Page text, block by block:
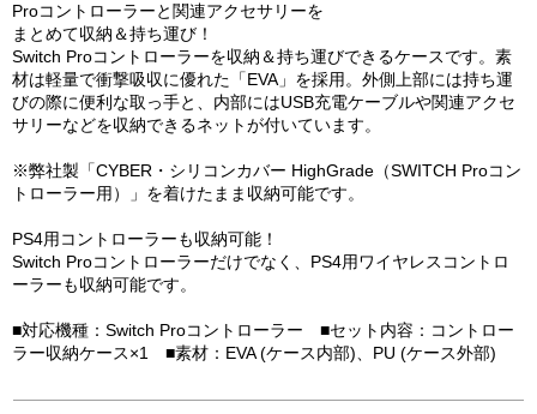
Proコントローラーと関連アクセサリーを
まとめて収納＆持ち運び！
Switch Proコントローラーを収納＆持ち運びできるケースです。素
材は軽量で衝撃吸収に優れた「EVA」を採用。外側上部には持ち運
びの際に便利な取っ手と、内部にはUSB充電ケーブルや関連アクセ
サリーなどを収納できるネットが付いています。
※弊社製「CYBER・シリコンカバー HighGrade（SWITCH Proコン
トローラー用）」を着けたまま収納可能です。
PS4用コントローラーも収納可能！
Switch Proコントローラーだけでなく、PS4用ワイヤレスコントロ
ーラーも収納可能です。
■対応機種：Switch Proコントローラー ■セット内容：コントロー
ラー収納ケース×1 ■素材：EVA (ケース内部)、PU (ケース外部)